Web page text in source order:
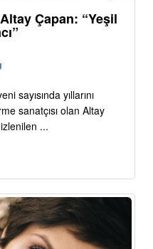
Çapan: “Yeşil
sayısında yıllarını
sanatçısı olan Altay
izlenilen ...